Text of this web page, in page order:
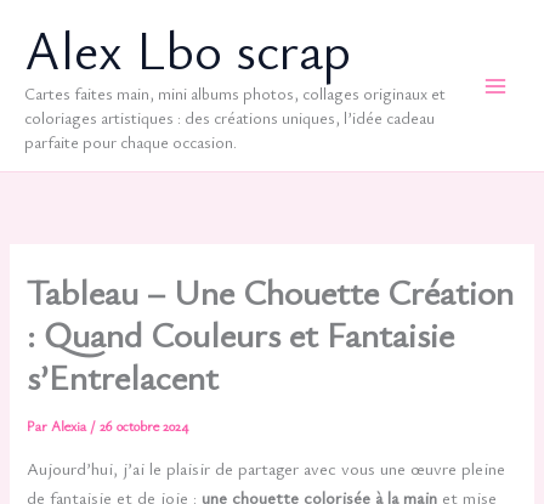
contenuAlex Lbo scrap
Cartes faites main, mini albums photos, collages originaux et
coloriages artistiques : des créations uniques, l’idée cadeau
parfaite pour chaque occasion.
Tableau – Une Chouette Création
: Quand Couleurs et Fantaisie
s’Entrelacent
ParAlexia /26 octobre 2024
Aujourd’hui, j’ai le plaisir de partager avec vous une œuvre pleine
de fantaisie et de joie : une chouette colorisée à la main et mise